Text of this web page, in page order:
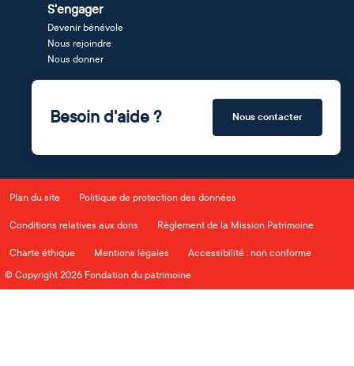
S'engager
Devenir bénévole
Nous rejoindre
Nous donner
Besoin d'aide ? Nous contacter
Plan du site Politique de protection des données
Conditions relatives aux dons Règlement de la Mission Patrimoine
Charte éthique Mentions légales
Accessibilité : non conforme
© Copyright 2026 Fondation du patrimoine